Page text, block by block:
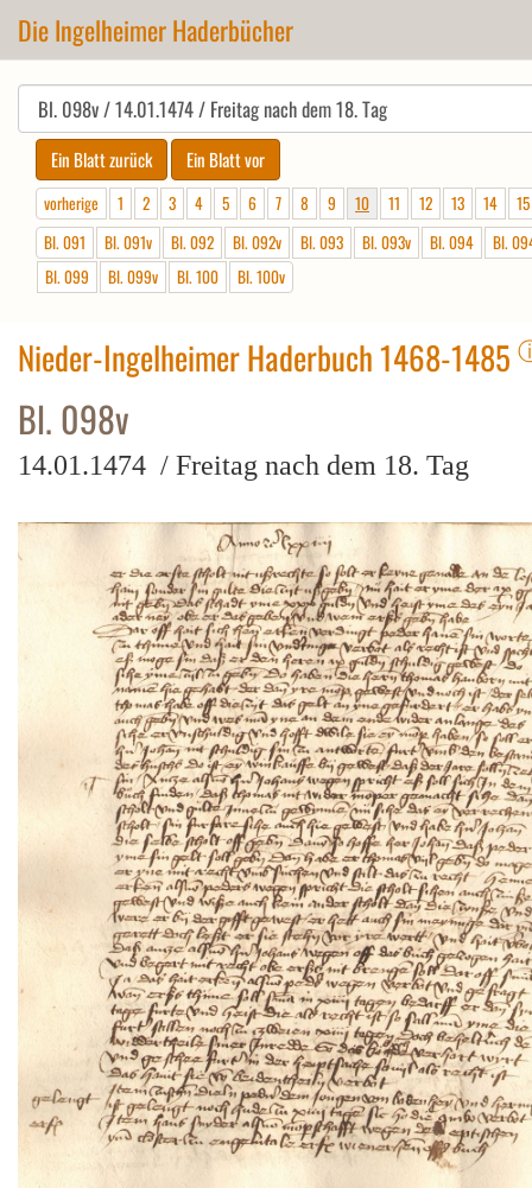
Die Ingelheimer Haderbücher
vorherige 1 2 3 4 5 6 7 8 9 10 11 12 13 14
15
Bl. 091
Bl. 091v Bl. 092 Bl. 092v Bl. 093 Bl. 093v Bl. 094
Bl.
Bl. 099
Bl. 099v Bl. 100 Bl. 100v
Nieder-Ingelheimer Haderbuch 1468-1485
Bl. 098v
14.01.1474 / Freitag nach dem 18. Tag